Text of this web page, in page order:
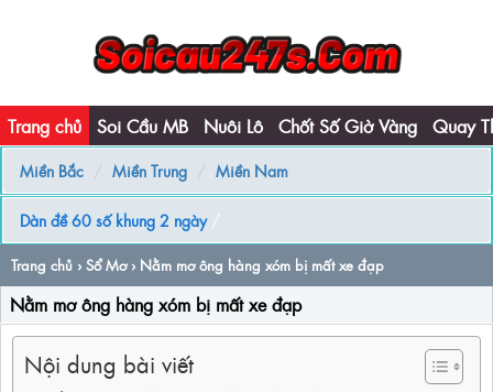
Trang chủ Soi Cầu MB Nuôi Lô Chốt Số Giờ Vàng Quay
Miền Bắc Miền Trung Miền Nam
Dàn đề 60 số khung 2 ngày/
Trang chủ › Sổ Mơ› Nằm mơ ông hàng xóm bị mất xe đạp
Nằm mơ ông hàng xóm bị mất xe đạp
Nội dung bài viết